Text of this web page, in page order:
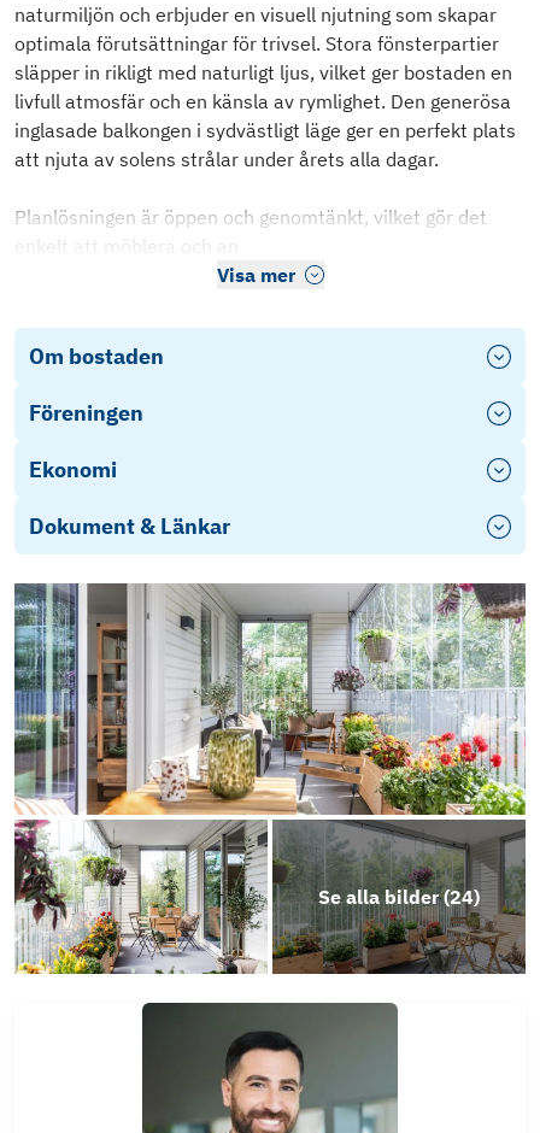
naturmiljön och erbjuder en visuell njutning som skapar
optimala förutsättningar för trivsel. Stora fönsterpartier
släpper in rikligt med naturligt ljus, vilket ger bostaden en
livfull atmosfär och en känsla av rymlighet. Den generösa
inglasade balkongen i sydvästligt läge ger en perfekt plats
att njuta av solens strålar under årets alla dagar.
Planlösningen är öppen och genomtänkt, vilket gör det
enkelt att möblera och an
Visa mer
Om bostaden
Föreningen
Ekonomi
Dokument & Länkar
Energi-deklaration
Stadgar (7) (3) (1)
Slottsberget.3 Årsredovisning-2023
Photo
Play
Se alla bilder (24)